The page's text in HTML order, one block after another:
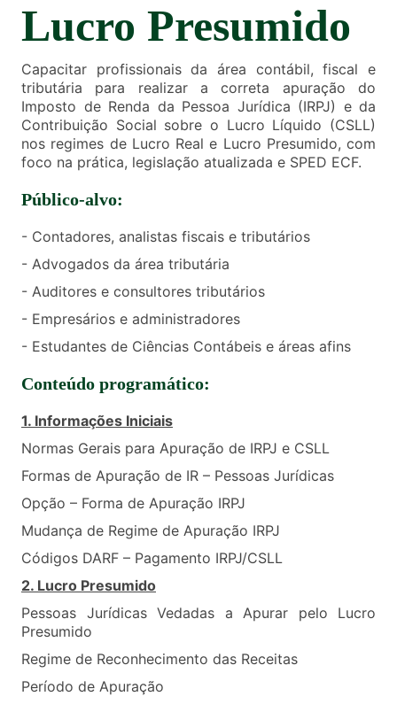
Lucro Presumido
Capacitar profissionais da área contábil, fiscal e
tributária para realizar a correta apuração do
Imposto de Renda da Pessoa Jurídica (IRPJ) e da
Contribuição Social sobre o Lucro Líquido (CSLL)
nos regimes de Lucro Real e Lucro Presumido, com
foco na prática, legislação atualizada e SPED ECF.
Público-alvo:
- Contadores, analistas fiscais e tributários
- Advogados da área tributária
- Auditores e consultores tributários
- Empresários e administradores
- Estudantes de Ciências Contábeis e áreas afins
Conteúdo programático:
1. Informações Iniciais
Normas Gerais para Apuração de IRPJ e CSLL
Formas de Apuração de IR – Pessoas Jurídicas
Opção – Forma de Apuração IRPJ
Mudança de Regime de Apuração IRPJ
Códigos DARF – Pagamento IRPJ/CSLL
2. Lucro Presumido
Pessoas Jurídicas Vedadas a Apurar pelo Lucro
Presumido
Regime de Reconhecimento das Receitas
Período de Apuração